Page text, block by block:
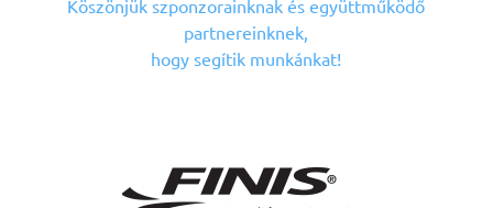
Köszönjük szponzorainknakés együttműködő
partnereinknek,
hogy segítik munkánkat!